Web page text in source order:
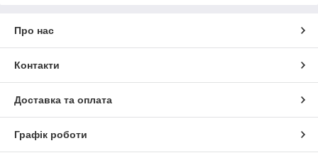
Про нас
Контакти
Доставка та оплата
Графік роботи